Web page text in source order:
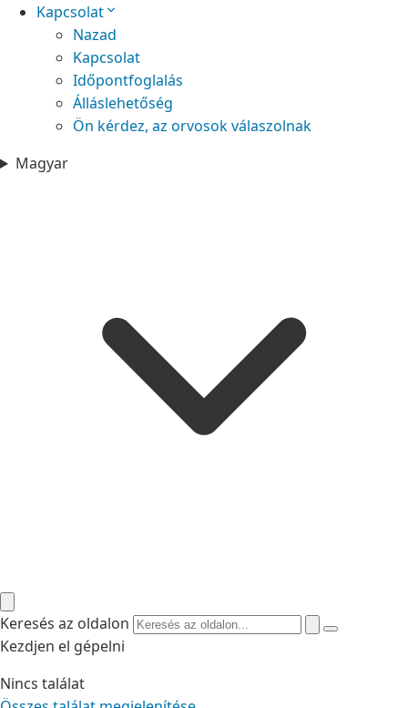
Kapcsolat
Nazad
Kapcsolat
Időpontfoglalás
Álláslehetőség
Ön kérdez, az orvosok válaszolnak
Magyar
Keresés az oldalon
Kezdjen el gépelni
Nincs találat